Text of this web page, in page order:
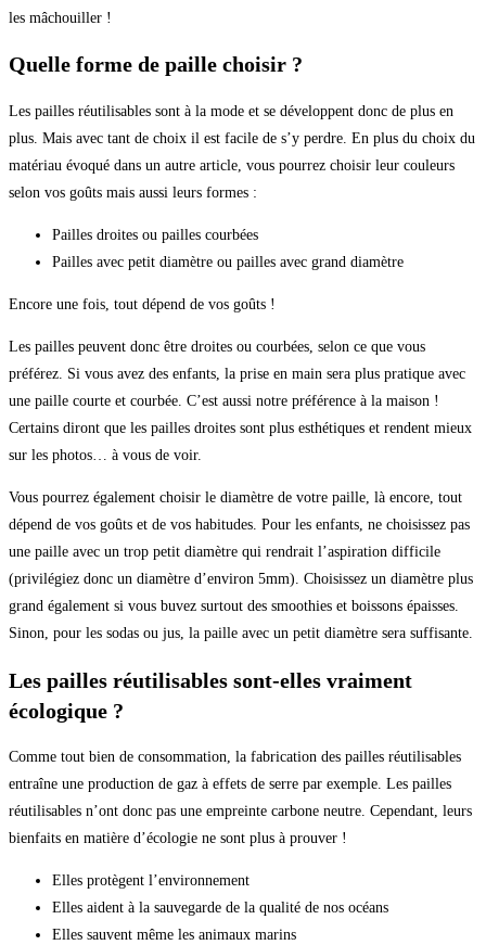
les mâchouiller !
Quelle forme de paille choisir ?
Les pailles réutilisables sont à la mode et se développent donc de plus en
plus. Mais avec tant de choix il est facile de s’y perdre. En plus du choix du
matériau évoqué dans un autre article, vous pourrez choisir leur couleurs
selon vos goûts mais aussi leurs formes :
Pailles droites ou pailles courbées
Pailles avec petit diamètre ou pailles avec grand diamètre
Encore une fois, tout dépend de vos goûts !
Les pailles peuvent donc être droites ou courbées, selon ce que vous
préférez. Si vous avez des enfants, la prise en main sera plus pratique avec
une paille courte et courbée. C’est aussi notre préférence à la maison !
Certains diront que les pailles droites sont plus esthétiques et rendent mieux
sur les photos… à vous de voir.
Vous pourrez également choisir le diamètre de votre paille, là encore, tout
dépend de vos goûts et de vos habitudes. Pour les enfants, ne choisissez pas
une paille avec un trop petit diamètre qui rendrait l’aspiration difficile
(privilégiez donc un diamètre d’environ 5mm). Choisissez un diamètre plus
grand également si vous buvez surtout des smoothies et boissons épaisses.
Sinon, pour les sodas ou jus, la paille avec un petit diamètre sera suffisante.
Les pailles réutilisables sont-elles vraiment
écologique ?
Comme tout bien de consommation, la fabrication des pailles réutilisables
entraîne une production de gaz à effets de serre par exemple. Les pailles
réutilisables n’ont donc pas une empreinte carbone neutre. Cependant, leurs
bienfaits en matière d’écologie ne sont plus à prouver !
Elles protègent l’environnement
Elles aident à la sauvegarde de la qualité de nos océans
Elles sauvent même les animaux marins